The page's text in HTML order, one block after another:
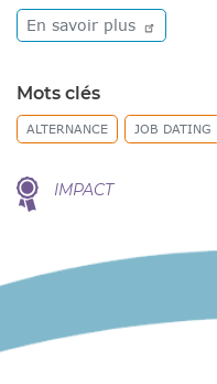
En savoir plus
Mots clés
ALTERNANCE JOB DATING
IMPACT